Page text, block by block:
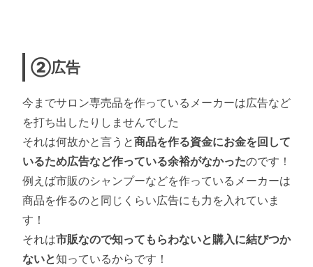
②広告
今までサロン専売品を作っているメーカーは広告など
を打ち出したりしませんでした
それは何故かと言うと商品を作る資金にお金を回して
いるため広告など作っている余裕がなかったのです！
例えば市販のシャンプーなどを作っているメーカーは
商品を作るのと同じくらい広告にも力を入れていま
す！
それは市販なので知ってもらわないと購入に結びつか
ないと知っているからです！